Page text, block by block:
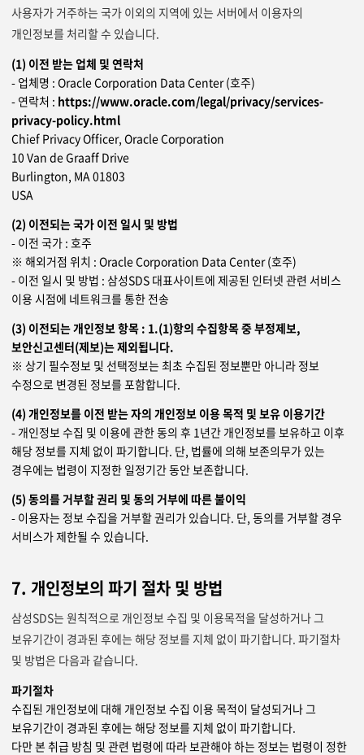
사용자가 거주하는 국가 이외의 지역에 있는 서버에서 이용자의
개인정보를 처리할 수 있습니다.
(1) 이전 받는 업체 및 연락처
- 업체명 : Oracle Corporation Data Center (호주)
- 연락처 : https://www.oracle.com/legal/privacy/services-
privacy-policy.html
Chief Privacy Officer, Oracle Corporation
10 Van de Graaff Drive
Burlington, MA 01803
USA
(2) 이전되는 국가 이전 일시 및 방법
- 이전 국가 : 호주
※ 해외거점 위치 : Oracle Corporation Data Center (호주)
- 이전 일시 및 방법 : 삼성SDS 대표사이트에 제공된 인터넷 관련 서비스
이용 시점에 네트워크를 통한 전송
(3) 이전되는 개인정보 항목 : 1.(1)항의 수집항목 중 부정제보,
보안신고센터(제보)는 제외됩니다.
※ 상기 필수정보 및 선택정보는 최초 수집된 정보뿐만 아니라 정보
수정으로 변경된 정보를 포함합니다.
(4) 개인정보를 이전 받는 자의 개인정보 이용 목적 및 보유 이용기간
- 개인정보 수집 및 이용에 관한 동의 후 1년간 개인정보를 보유하고 이후
해당 정보를 지체 없이 파기합니다. 단, 법률에 의해 보존의무가 있는
경우에는 법령이 지정한 일정기간 동안 보존합니다.
(5) 동의를 거부할 권리 및 동의 거부에 따른 불이익
- 이용자는 정보 수집을 거부할 권리가 있습니다. 단, 동의를 거부할 경우
서비스가 제한될 수 있습니다.
7. 개인정보의 파기 절차 및 방법
삼성SDS는 원칙적으로 개인정보 수집 및 이용목적을 달성하거나 그
보유기간이 경과된 후에는 해당 정보를 지체 없이 파기합니다. 파기절차
및 방법은 다음과 같습니다.
파기절차
수집된 개인정보에 대해 개인정보 수집 이용 목적이 달성되거나 그
보유기간이 경과된 후에는 해당 정보를 지체 없이 파기합니다.
다만 본 취급 방침 및 관련 법령에 따라 보관해야 하는 정보는 법령이 정한